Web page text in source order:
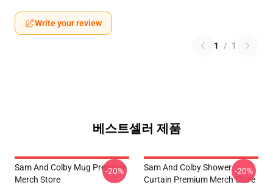
Write your review
1 / 1
베스트셀러 제품
Sam And Colby Mug Premium
Merch Store
-20%
Sam And Colby Shower
Curtain Premium Merch Store
-20%